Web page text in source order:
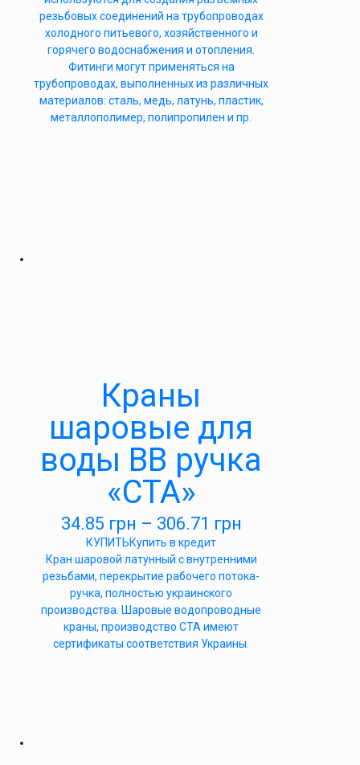
резьбовых соединений на трубопроводах
холодного питьевого, хозяйственного и
горячего водоснабжения и отопления.
Фитинги могут применяться на
трубопроводах, выполненных из различных
материалов: сталь, медь, латунь, пластик,
металлополимер, полипропилен и пр.
Краны
шаровые для
воды ВВ ручка
«СТА»
34.85 грн – 306.71 грн
КУПИТЬКупить в кредит
Кран шаровой латунный с внутренними
резьбами, перекрытие рабочего потока-
ручка, полностью украинского
производства. Шаровые водопроводные
краны, производство СТА имеют
сертификаты соответствия Украины.